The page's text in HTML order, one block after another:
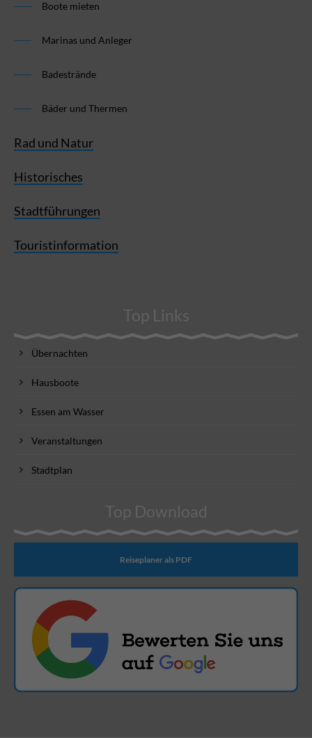
Boote mieten
Marinas und Anleger
Badestrände
Bäder und Thermen
Rad und Natur
Historisches
Stadtführungen
Touristinformation
Top Links
Übernachten
Hausboote
Essen am Wasser
Veranstaltungen
Stadtplan
Top Download
Reiseplaner als PDF